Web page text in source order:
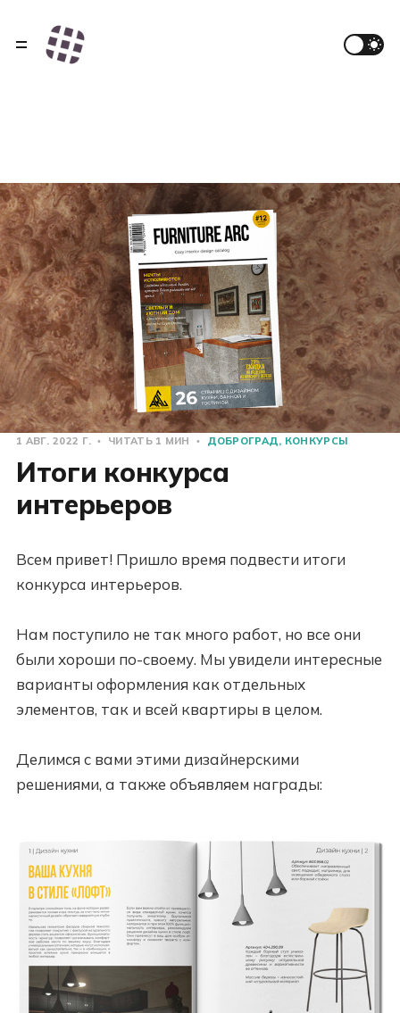
1 АВГ. 2022 Г. ЧИТАТЬ 1 МИН ДОБРОГРАД КОНКУРСЫ
Итоги конкурса
интерьеров
Всем привет! Пришло время подвести итоги
конкурса интерьеров.
Нам поступило не так много работ, но все они
были хороши по-своему. Мы увидели интересные
варианты оформления как отдельных
элементов, так и всей квартиры в целом.
Делимся с вами этими дизайнерскими
решениями, а также объявляем награды: